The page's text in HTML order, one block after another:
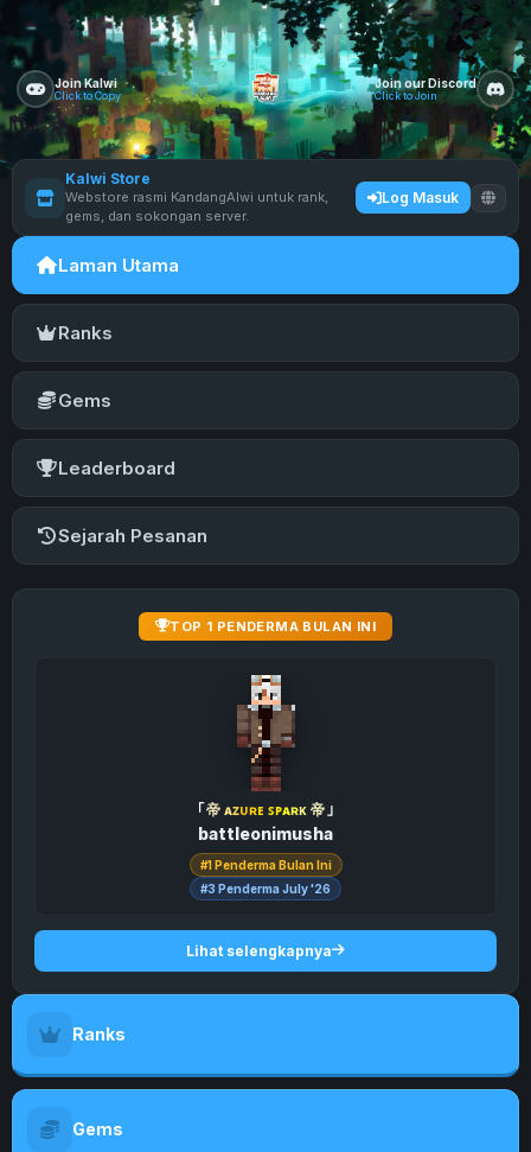
Join Kalwi
Click to Copy
Join our Discord
Click to Join
Kalwi Store
Webstore rasmi KandangAlwi untuk rank,
gems, dan sokongan server.
Log Masuk
Laman Utama
Ranks
Gems
Leaderboard
Sejarah Pesanan
TOP 1 PENDERMA BULAN INI
「帝 ᴀᴢᴜʀᴇ ꜱᴘᴀʀᴋ 帝 」
battleonimusha
#1 Penderma Bulan Ini
#3 Penderma July '26
Lihat selengkapnya
Ranks
Gems